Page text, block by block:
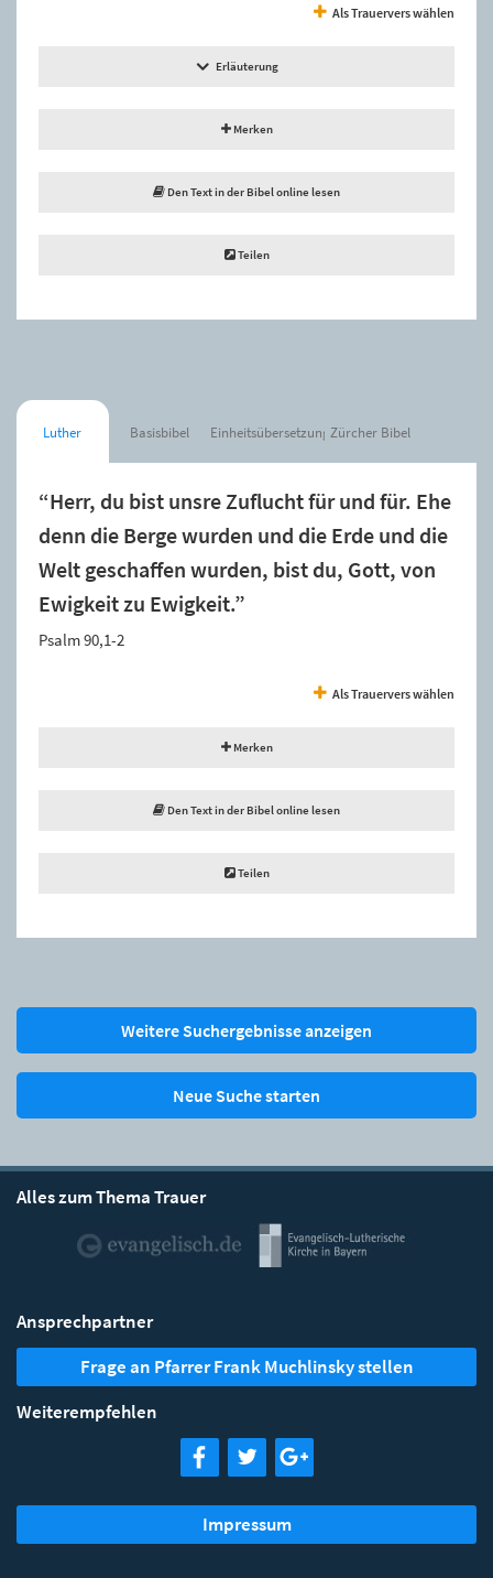
Als Trauervers wählen
Erläuterung
Merken
Den Text in der Bibel online lesen
Teilen
Luther Basisbibel Einheitsübersetzung Zürcher Bibel
“Herr, du bist unsre Zuflucht für und für. Ehe
denn die Berge wurden und die Erde und die
Welt geschaffen wurden, bist du, Gott, von
Ewigkeit zu Ewigkeit.”
Psalm 90,1-2
Als Trauervers wählen
Merken
Den Text in der Bibel online lesen
Teilen
Weitere Suchergebnisse anzeigen
Neue Suche starten
Alles zum Thema Trauer
Ansprechpartner
Frage an Pfarrer Frank Muchlinsky stellen
Weiterempfehlen
Impressum